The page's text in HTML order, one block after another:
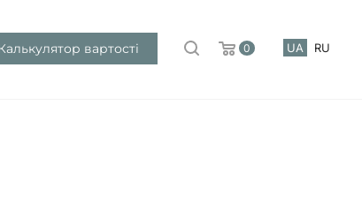
UA RU
0
вартості